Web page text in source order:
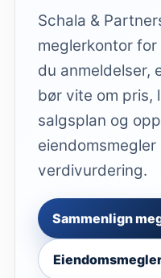
Schala &
meglerkontor
du anmeldelser,
bør vite om pris,
salgsplan og
verdivurdering.
Sammenlign